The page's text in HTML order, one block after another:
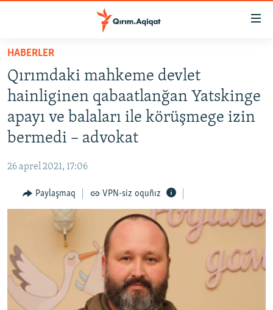
Esas
qaytmaq
Baş
navigatsiyağa
qaytmaq
Qıdıruvğa
HABERLER
SİYASET
İQTİSADİYAT
İNSAN AQLARI
VİDEO
FİKİR
Русский
HABERLER
Qırımdaki mahkeme devlet
hainliginen qabaatlanğan Yatskinge
apayı ve balaları ile körüşmege izin
bermedi – advokat
26 aprel 2021, 17:06
Paylaşmaq VPN-siz oquñız